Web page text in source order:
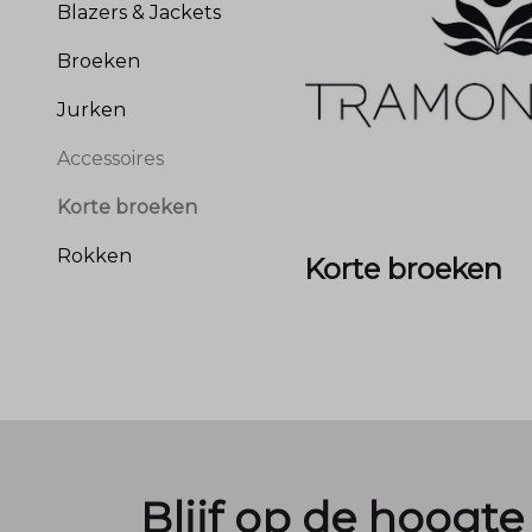
Blazers & Jackets
Broeken
Jurken
Accessoires
Korte broeken
Rokken Korte broeken
Blijf op de hoogte